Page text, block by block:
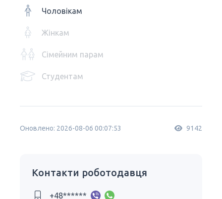
Чоловікам
Жінкам
Сімейним парам
Студентам
Оновлено: 2026-08-06 00:07:53 9142
Контакти роботодавця
+48******